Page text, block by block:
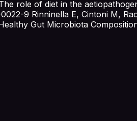
role of diet in the
9 Rinninella E, Cintoni M,
Gut Microbiota